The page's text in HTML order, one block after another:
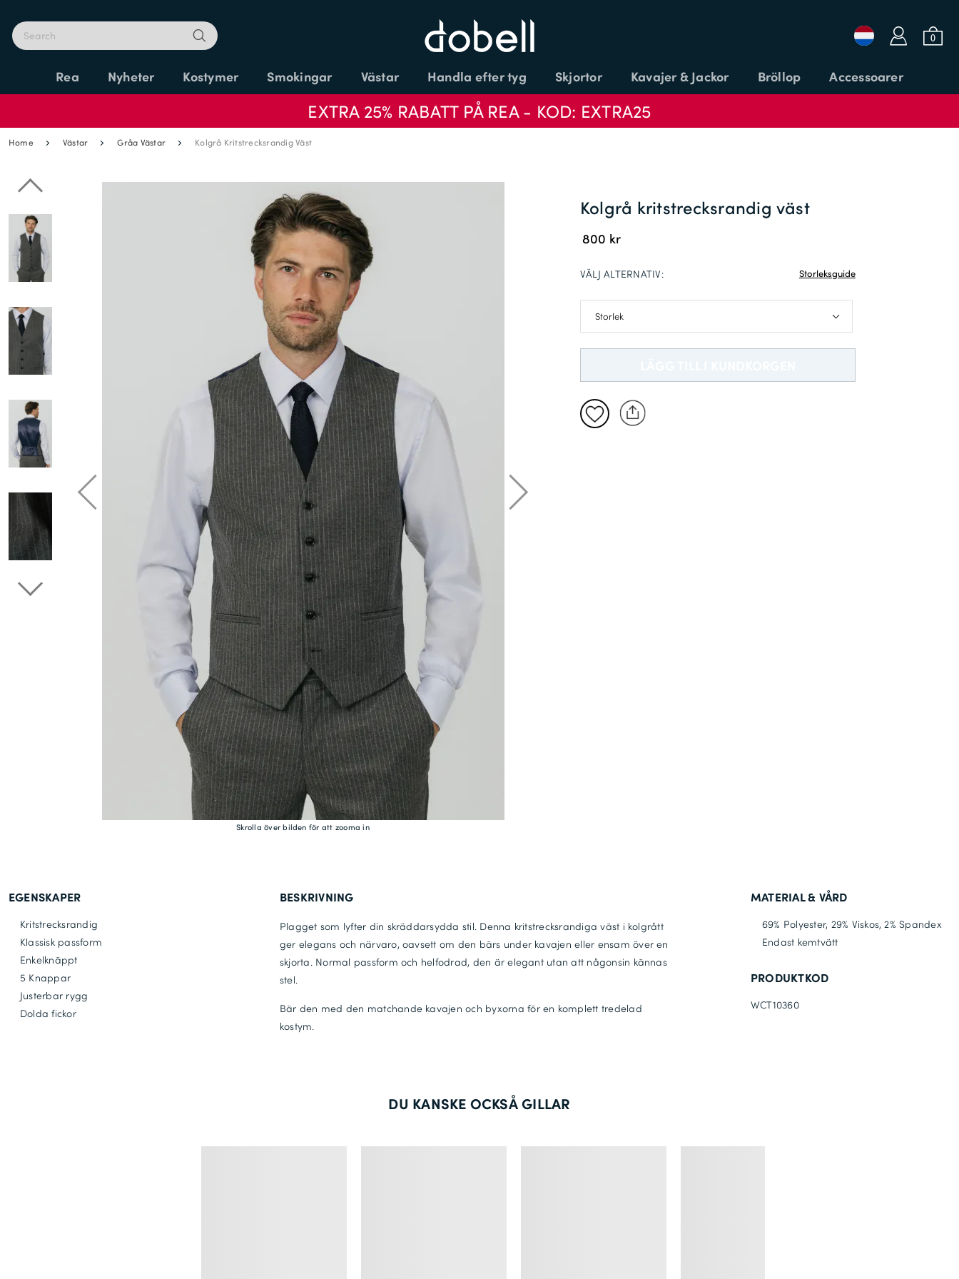
a b
0
Rea Nyheter Kostymer Smokingar Västar Handla efter tyg Skjortor Kavajer & Jackor Bröllop Accessoarer
EXTRA 25% RABATT PÅ REA - KOD: EXTRA25
Home Västar Gråa Västar Kolgrå Kritstrecksrandig Väst
Skrolla över bilden för att zooma in
800 kr
Kolgrå kritstrecksrandig väst
M: C48-C50
4XL: C68-C70
VÄLJ ALTERNATIV: Storleksguide
EGENSKAPER
Kritstrecksrandig
Klassisk passform
Enkelknäppt
5 Knappar
Justerbar rygg
Dolda fickor
BESKRIVNING
Plagget som lyfter din skräddarsydda stil. Denna kritstrecksrandiga väst i kolgrått
ger elegans och närvaro, oavsett om den bärs under kavajen eller ensam över en
skjorta. Normal passform och helfodrad, den är elegant utan att någonsin kännas
stel.
Bär den med den matchande kavajen och byxorna för en komplett tredelad
kostym.
MATERIAL & VÅRD
69% Polyester, 29% Viskos, 2% Spandex
Endast kemtvätt
PRODUKTKOD
WCT10360
DU KANSKE OCKSÅ GILLAR